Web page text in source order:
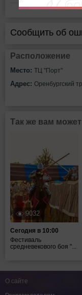
Сообщить об
Расположение
Место: ТЦ "Порт"
Адрес: Оренбургский
Так же вам
9032
Сегодня в 10:00
Фестиваль
средневекового боя "...
О сайте